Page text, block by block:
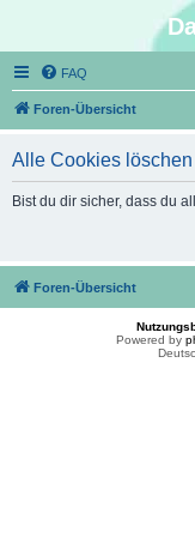
FAQ
Foren-Übersicht
Alle Cookies löschen
Bist du dir sicher, dass du
Foren-Übersicht
Powered by